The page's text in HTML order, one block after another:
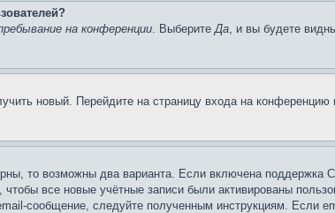
на конференции. ВыберитеДа, и вы будете
новый. Перейдите на страницу входа на
то возможны два варианта. Если включена поддержка
все новые учётные записи были активированы
сообщение, следуйте полученным инструкциям. Если